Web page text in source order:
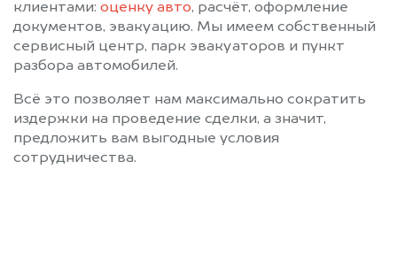
клиентами: оценку авто, расчёт, оформление
документов, эвакуацию. Мы имеем собственный
сервисный центр, парк эвакуаторов и пункт
разбора автомобилей.
Всё это позволяет нам максимально сократить
издержки на проведение сделки, а значит,
предложить вам выгодные условия
сотрудничества.